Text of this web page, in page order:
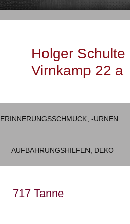
Holger
Virnkamp 22
ERINNERUNGSSCHMUCK, -URNEN
AUFBAHRUNGSHILFEN, DEKO
717 Tanne